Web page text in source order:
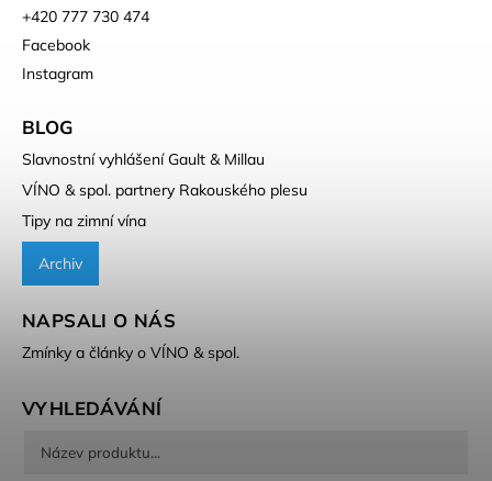
+420 777 730 474
Facebook
Instagram
BLOG
Slavnostní vyhlášení Gault & Millau
VÍNO & spol. partnery Rakouského plesu
Tipy na zimní vína
Archiv
NAPSALI O NÁS
Zmínky a články o VÍNO & spol.
VYHLEDÁVÁNÍ